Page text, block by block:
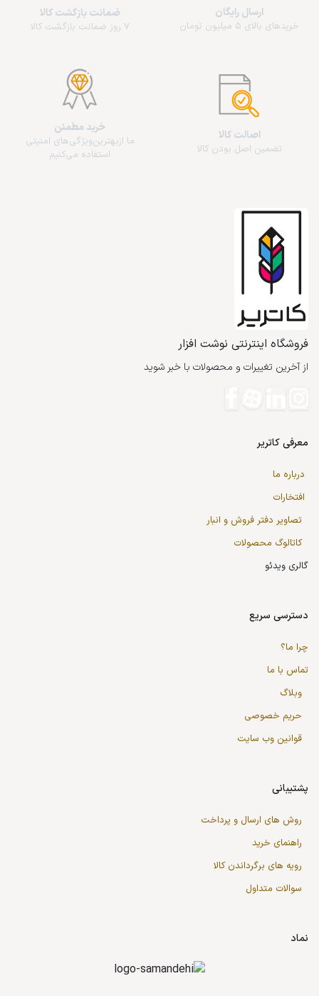
ارسال رایگان
خریدهای بالای 5 میلیون تومان
ضمانت بازگشت کالا
7 روز ضمانت بازگشت کالا
اصالت کالا
تضمین اصل بودن کالا
خرید مطمئن
ما از‌بهترین‌ویژگی‌های امنیتی
استفاده می‌کنیم
فروشگاه اینترنتی نوشت افزار
از آخرین تغییرات و محصولات با خبر شوید
معرفی کاتریر
درباره ما
افتخارات
تصاویر دفتر فروش و انبار
کاتالوگ محصولات
گالری ویدئو
دسترسی سریع
چرا ما؟
تماس با ما
وبلاگ
حریم خصوصی
قوانین وب سایت
پشتیبانی
روش های ارسال و پرداخت
راهنمای خرید
رویه های برگرداندن کالا
سوالات متداول
نماد